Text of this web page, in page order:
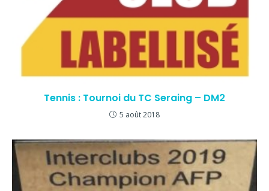
Tennis : Tournoi du TC Seraing – DM2
5 août 2018